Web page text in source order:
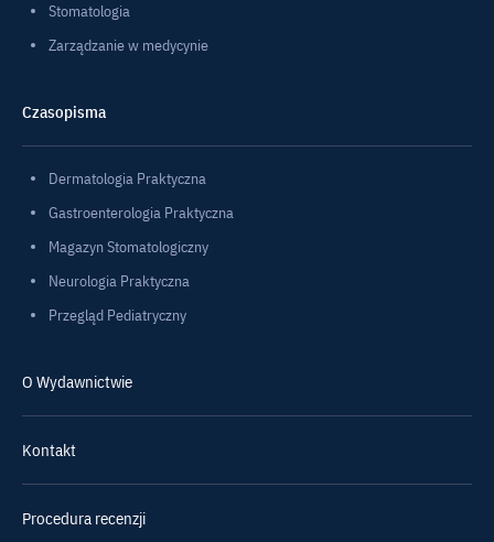
Stomatologia
Zarządzanie w medycynie
Czasopisma
Dermatologia Praktyczna
Gastroenterologia Praktyczna
Magazyn Stomatologiczny
Neurologia Praktyczna
Przegląd Pediatryczny
O Wydawnictwie
Kontakt
Procedura recenzji